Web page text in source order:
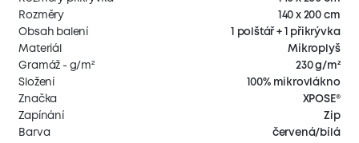
Rozměry
140 x 200 cm
Obsah balení
1 polštář + 1 přikrývka
Materiál
Mikroplyš
Gramáž - g/m²
230 g/m²
Složení
100% mikrovlákno
Značka
XPOSE®
Zapínání
Zip
Barva
červená/bílá